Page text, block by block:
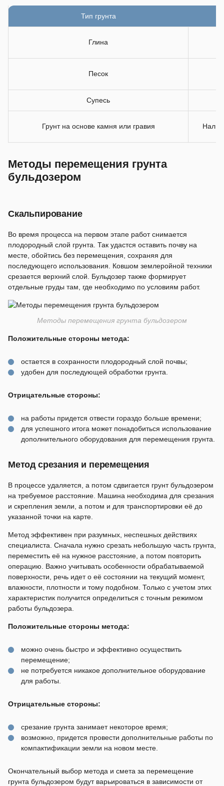
Тип грунта
Глина
Песок
Супесь
Грунт на основе камня или гравия
Методы перемещения грунта
бульдозером
Скальпирование
Во время процесса на первом этапе работ снимается
плодородный слой грунта. Так удастся оставить почву на
месте, обойтись без перемещения, сохраняя для
последующего использования. Ковшом землеройной техники
срезается верхний слой. Бульдозер также формирует
отдельные груды там, где необходимо по условиям работ.
Методы перемещения грунта бульдозером
Положительные стороны метода:
остается в сохранности плодородный слой почвы;
удобен для последующей обработки грунта.
Отрицательные стороны:
на работы придется отвести гораздо больше времени;
для успешного итога может понадобиться использование
дополнительного оборудования для перемещения грунта.
Метод срезания и перемещения
В процессе удаляется, а потом сдвигается грунт бульдозером
на требуемое расстояние. Машина необходима для срезания
и скрепления земли, а потом и для транспортировки её до
указанной точки на карте.
Метод эффективен при разумных, неспешных действиях
специалиста. Сначала нужно срезать небольшую часть грунта,
переместить её на нужное расстояние, а потом повторить
операцию. Важно учитывать особенности обрабатываемой
поверхности, речь идет о её состоянии на текущий момент,
влажности, плотности и тому подобном. Только с учетом этих
характеристик получится определиться с точным режимом
работы бульдозера.
Положительные стороны метода:
можно очень быстро и эффективно осуществить
перемещение;
не потребуется никакое дополнительное оборудование
для работы.
Отрицательные стороны:
срезание грунта занимает некоторое время;
возможно, придется провести дополнительные работы по
компактификации земли на новом месте.
Окончательный выбор метода и смета за перемещение
грунта бульдозером будут варьироваться в зависимости от